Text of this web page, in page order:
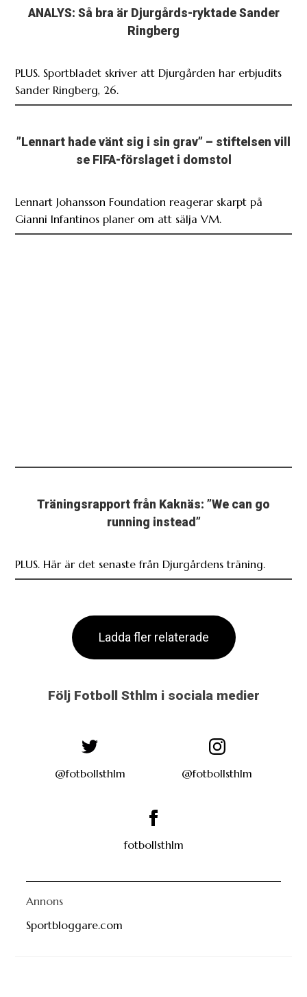
ANALYS: Så bra är Djurgårds-ryktade Sander
Ringberg
PLUS. Sportbladet skriver att Djurgården har erbjudits
Sander Ringberg, 26.
”Lennart hade vänt sig i sin grav” – stiftelsen vill
se FIFA-förslaget i domstol
Lennart Johansson Foundation reagerar skarpt på
Gianni Infantinos planer om att sälja VM.
Träningsrapport från Kaknäs: ”We can go
running instead”
PLUS. Här är det senaste från Djurgårdens träning.
Ladda fler relaterade
Följ Fotboll Sthlm i sociala medier
@fotbollsthlm @fotbollsthlm
fotbollsthlm
Annons
Sportbloggare.com